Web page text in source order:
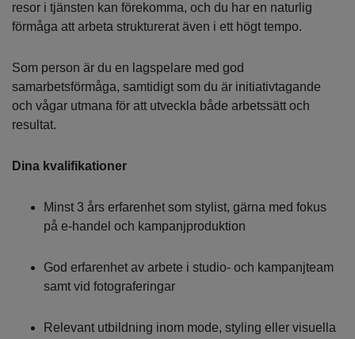
resor i tjänsten kan förekomma, och du har en naturlig
förmåga att arbeta strukturerat även i ett högt tempo.
Som person är du en lagspelare med god
samarbetsförmåga, samtidigt som du är initiativtagande
och vågar utmana för att utveckla både arbetssätt och
resultat.
Dina kvalifikationer
Minst 3 års erfarenhet som stylist, gärna med fokus
på e-handel och kampanjproduktion
God erfarenhet av arbete i studio- och kampanjteam
samt vid fotograferingar
Relevant utbildning inom mode, styling eller visuella